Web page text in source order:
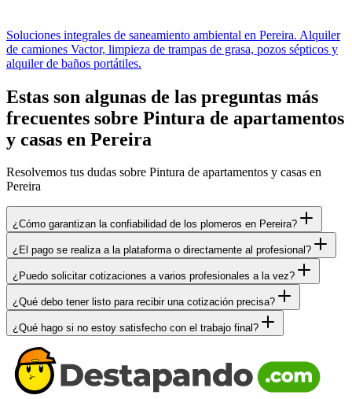
Soluciones integrales de saneamiento ambiental en Pereira. Alquiler
de camiones Vactor, limpieza de trampas de grasa, pozos sépticos y
alquiler de baños portátiles.
Estas son algunas de las preguntas más
frecuentes sobre Pintura de apartamentos
y casas en Pereira
Resolvemos tus dudas sobre Pintura de apartamentos y casas en
Pereira
¿Cómo garantizan la confiabilidad de los plomeros en Pereira?
¿El pago se realiza a la plataforma o directamente al profesional?
¿Puedo solicitar cotizaciones a varios profesionales a la vez?
¿Qué debo tener listo para recibir una cotización precisa?
¿Qué hago si no estoy satisfecho con el trabajo final?